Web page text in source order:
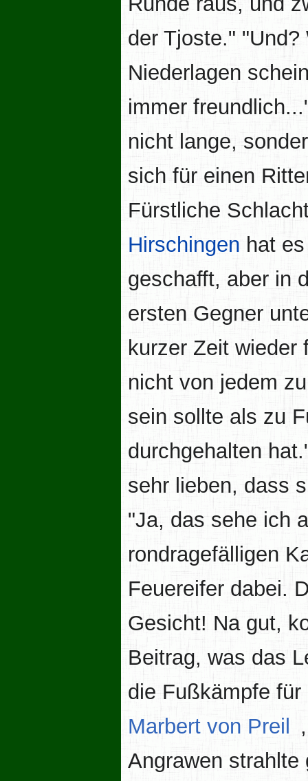
der Tjoste."
Niederlagen
immer
nicht lange,
sich für einen
Fürstliche
Hirschingen hat
geschafft, aber in
ersten Gegner
kurzer Zeit
nicht von jedem
sein sollte als zu
durchgehalten
sehr lieben, dass
"Ja, das sehe ich
rondragefälligen
Feuereifer dabei.
Gesicht! Na gut,
Beitrag, was das
die Fußkämpfe
Marbert von Preil
Angrawen strahlte